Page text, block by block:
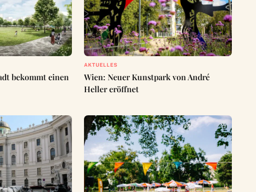
bekommt einen
AKTUELLES
Wien: Neuer Kunstpark von André
Heller eröffnet